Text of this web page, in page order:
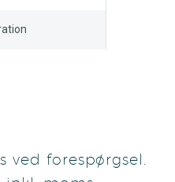
ved forespørgsel.